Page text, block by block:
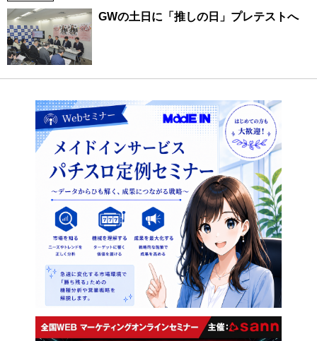
GWの土日に「推しの日」プレテストへ